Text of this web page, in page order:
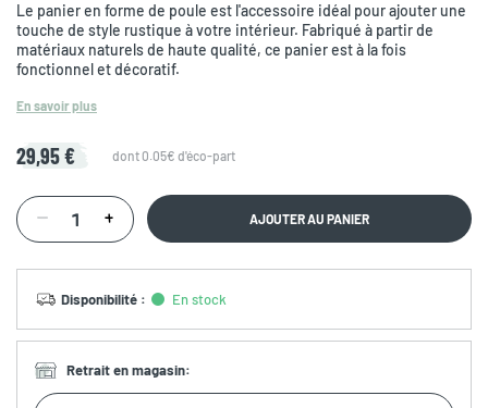
Le panier en forme de poule est l'accessoire idéal pour ajouter une
touche de style rustique à votre intérieur. Fabriqué à partir de
matériaux naturels de haute qualité, ce panier est à la fois
fonctionnel et décoratif.
En savoir plus
29,95 € dont 0.05€ d'éco-part
AJOUTER AU PANIER
Disponibilité : En stock
Retrait en magasin: